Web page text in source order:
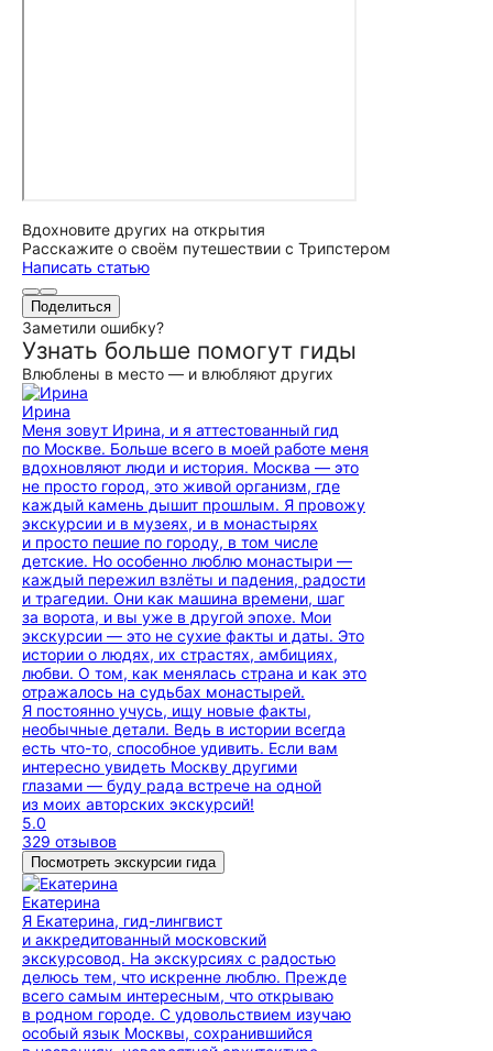
Вдохновите других на открытия
Расскажите о своём путешествии с Трипстером
Написать статью
Поделиться
Заметили ошибку?
Узнать больше помогут гиды
Влюблены в место — и влюбляют других
Ирина
Меня зовут Ирина, и я аттестованный гид
по Москве. Больше всего в моей работе меня
вдохновляют люди и история. Москва — это
не просто город, это живой организм, где
каждый камень дышит прошлым. Я провожу
экскурсии и в музеях, и в монастырях
и просто пешие по городу, в том числе
детские. Но особенно люблю монастыри —
каждый пережил взлёты и падения, радости
и трагедии. Они как машина времени, шаг
за ворота, и вы уже в другой эпохе. Мои
экскурсии — это не сухие факты и даты. Это
истории о людях, их страстях, амбициях,
любви. О том, как менялась страна и как это
отражалось на судьбах монастырей.
Я постоянно учусь, ищу новые факты,
необычные детали. Ведь в истории всегда
есть что-то, способное удивить. Если вам
интересно увидеть Москву другими
глазами — буду рада встрече на одной
из моих авторских экскурсий!
5.0
329 отзывов
Посмотреть экскурсии гида
Екатерина
Я Екатерина, гид-лингвист
и аккредитованный московский
экскурсовод. На экскурсиях с радостью
делюсь тем, что искренне люблю. Прежде
всего самым интересным, что открываю
в родном городе. С удовольствием изучаю
особый язык Москвы, сохранившийся